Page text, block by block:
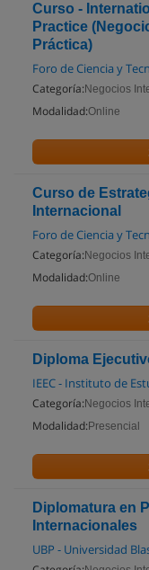
Curso -
Practice
Práctica)
Foro de Ciencia y
Categoría: Negocios
Modalidad:Online
Curso de
Internacional
Foro de Ciencia y
Categoría: Negocios
Modalidad:Online
Diploma
IEEC - Instituto de
Categoría: Negocios
Modalidad: Presencial
Diplomatura en
Internacionales
UBP - Universidad